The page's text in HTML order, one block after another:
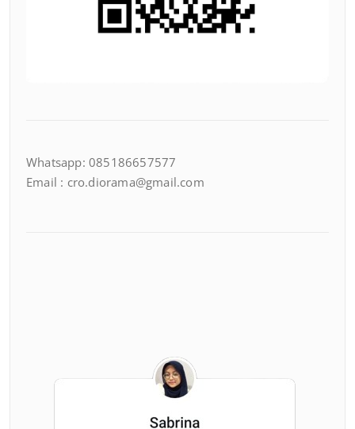
Whatsapp: 085186657577
Email : cro.diorama@gmail.com